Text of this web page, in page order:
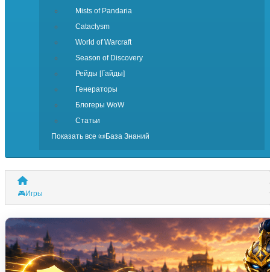
Mists of Pandaria
Cataclysm
World of Warcraft
Season of Discovery
Рейды [Гайды]
Генераторы
Блогеры WoW
Статьи
Показать все 📜База Знаний
🎮Игры